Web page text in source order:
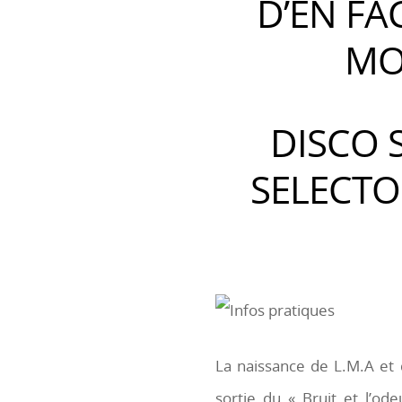
D’EN
DISCO
La naissance de L.M.A et
sortie du « Bruit et